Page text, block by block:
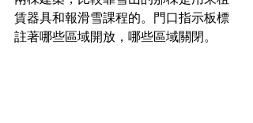
賃器具和報滑雪課程的。門口指示板標
註著哪些區域開放，哪些區域關閉。